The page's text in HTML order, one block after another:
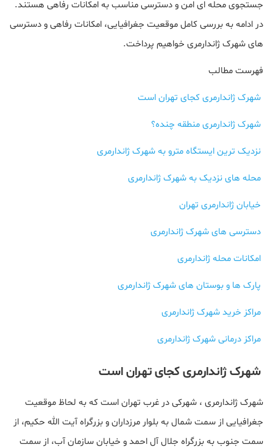
جستجوی محله ‌ای امن و دسترسی مناسب به امکانات رفاهی هستند.
در ادامه به بررسی کامل موقعیت جغرافیایی، امکانات رفاهی و دسترسی
های شهرک ژاندارمری خواهیم پرداخت.
فهرست مطالب
شهرک ژاندارمری کجای تهران است
شهرک ژاندارمری منطقه چنده؟
نزدیک ترین ایستگاه مترو به شهرک ژاندارمری
محله‌ های نزدیک به شهرک ژاندارمری
خیابان ژاندارمری تهران
دسترسی های شهرک ژاندارمری
امکانات محله ژاندارمری
پارک ها و بوستان های شهرک ژاندارمری
مراکز خرید شهرک ژاندارمری
مراکز درمانی شهرک ژاندارمری
شهرک ژاندارمری کجای تهران است
شهرک ژاندارمری ، شهرکی در غرب تهران است که به لحاظ موقعیت
جغرافیایی از سمت شمال به بلوار مرزداران و بزرگراه آیت‌ الله حکیم، از
سمت جنوب به بزرگراه جلال آل احمد و خیابان سازمان آب، از سمت